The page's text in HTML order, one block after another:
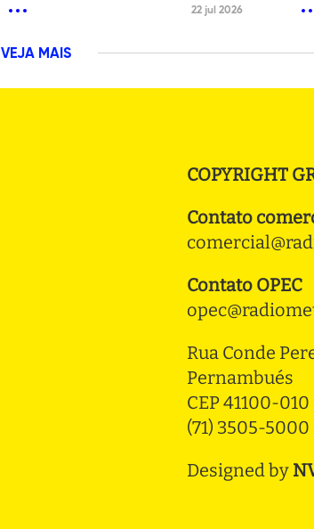
22 jul 2026
VEJA MAIS
COPYRIGHT
Contato
Contato OPEC
Rua Conde
Pernambués
CEP 41100-
(71) 3505-5000
Designed by